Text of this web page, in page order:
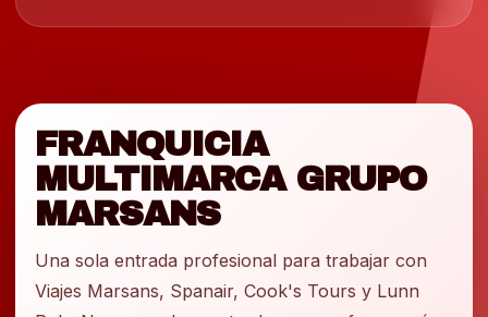
FRANQUICIA
MULTIMARCA GRUPO
MARSANS
Una sola entrada profesional para trabajar con
Viajes Marsans, Spanair, Cook's Tours y Lunn